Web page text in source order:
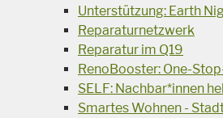
Unterstützung: Earth
Reparaturnetzwerk
Reparatur im Q19
RenoBooster: One-
SELF: Nachbar*innen
Smartes Wohnen -